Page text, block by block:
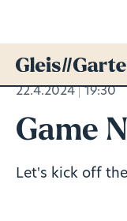
22.4.2024 19:30
Game
Let's kick off